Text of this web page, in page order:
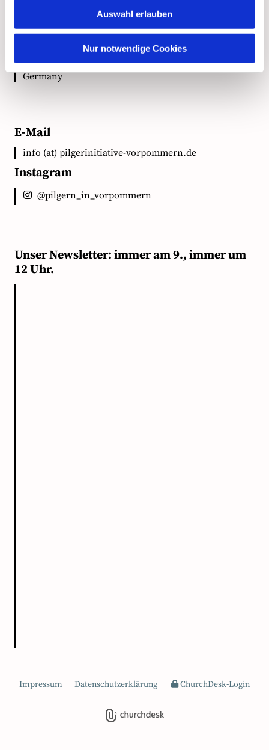
Auswahl erlauben
Nur notwendige Cookies
Ökumenische Pilgerinitiative Vorpommern e.V.
18528 Bergen auf Rügen
Germany
E-Mail
info (at) pilgerinitiative-vorpommern.de
Instagram
@pilgern_in_vorpommern
Unser Newsletter: immer am 9., immer um
12 Uhr.
Impressum Datenschutzerklärung ChurchDesk-Login